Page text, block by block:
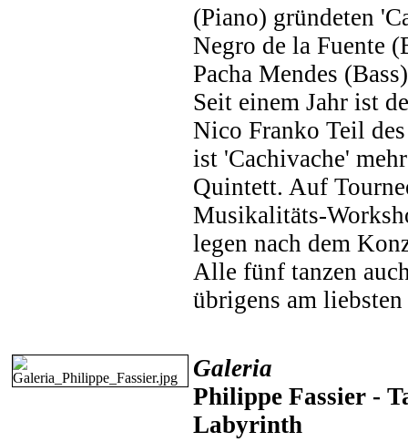
(Piano) gründeten
Negro de la Fuente
Pacha Mendes
Seit einem Jahr ist
Nico Franko Teil
ist 'Cachivache'
Quintett. Auf
Musikalitäts-
legen nach dem
Alle fünf tanzen
übrigens am
Galeria
Philippe Fassier -
Labyrinth